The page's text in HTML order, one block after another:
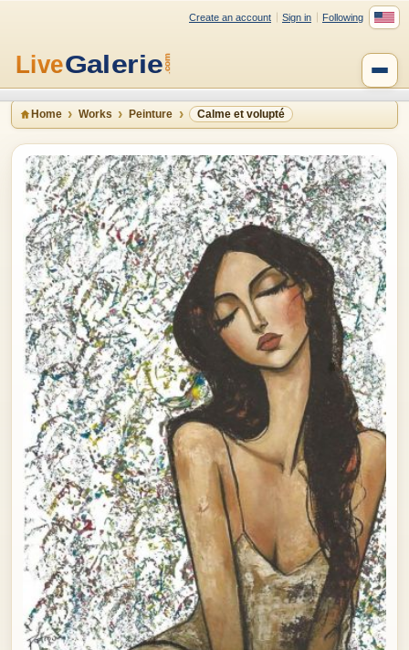
Create an account Sign in Following
Home Works Peinture Calme et volupté